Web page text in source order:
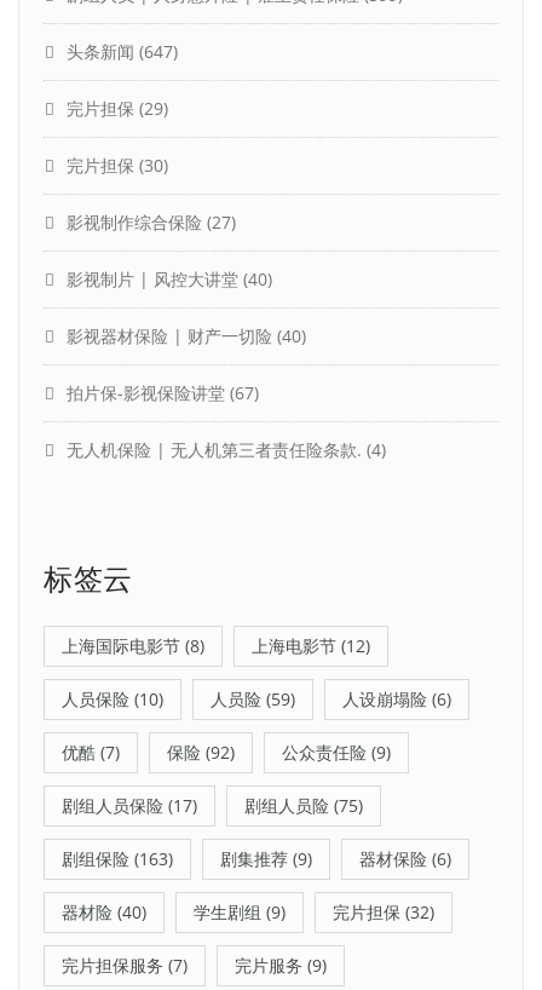
头条新闻 (647)
完片担保 (29)
完片担保 (30)
影视制作综合保险 (27)
影视制片 | 风控大讲堂 (40)
影视器材保险 | 财产一切险 (40)
拍片保-影视保险讲堂 (67)
无人机保险 | 无人机第三者责任险条款. (4)
标签云
上海国际电影节 (8) 上海电影节 (12)
人员保险 (10) 人员险 (59) 人设崩塌险 (6)
优酷 (7) 保险 (92) 公众责任险 (9)
剧组人员保险 (17) 剧组人员险 (75)
剧组保险 (163) 剧集推荐 (9) 器材保险 (6)
器材险 (40) 学生剧组 (9) 完片担保 (32)
完片担保服务 (7) 完片服务 (9)